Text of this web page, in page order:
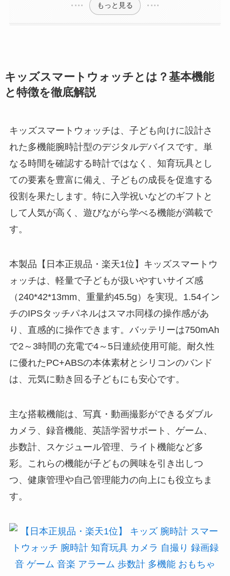
もっと見る
キッズスマートウォッチとは？基本機能
と特徴を徹底解説
キッズスマートウォッチは、子ども向けに設計さ
れた多機能腕時計型のデジタルデバイスです。単
なる時間を確認する時計ではなく、知育玩具とし
ての要素を豊富に備え、子どもの成長を促進する
役割を果たします。特に入学祝いなどのギフトと
して人気が高く、遊びながら学べる機能が満載で
す。
本製品【日本正規品・楽天1位】キッズスマートウ
ォッチは、軽量で子どもが扱いやすいサイズ感
（240*42*13mm、重量約45.5g）を実現。1.54イン
チのIPSタッチパネルはスマホ同様の操作感があ
り、直感的に操作できます。バッテリーは750mAh
で2～3時間の充電で4～5日連続使用可能。耐久性
に優れたPC+ABSの本体素材とシリコンのバンド
は、元気に動き回る子どもにも安心です。
主な搭載機能は、写真・動画撮影ができるダブル
カメラ、録音機能、英語学習サポート、ゲーム、
歩数計、スケジュール管理、ライト機能など多
彩。これらの機能が子どもの興味を引き出しつ
つ、健康管理や自己管理能力の向上にも役立ちま
す。